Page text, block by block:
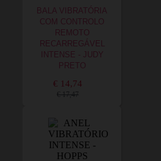
BALA VIBRATÓRIA
COM CONTROLO
REMOTO
RECARREGÁVEL
INTENSE - JUDY
PRETO
€ 14,74
€ 17,47